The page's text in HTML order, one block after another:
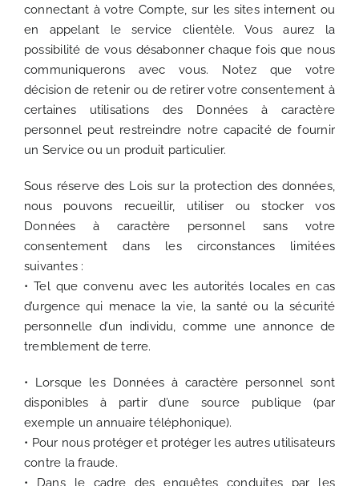
connectant à votre Compte, sur les sites internent ou
en appelant le service clientèle. Vous aurez la
possibilité de vous désabonner chaque fois que nous
communiquerons avec vous. Notez que votre
décision de retenir ou de retirer votre consentement à
certaines utilisations des Données à caractère
personnel peut restreindre notre capacité de fournir
un Service ou un produit particulier.
Sous réserve des Lois sur la protection des données,
nous pouvons recueillir, utiliser ou stocker vos
Données à caractère personnel sans votre
consentement dans les circonstances limitées
suivantes :
• Tel que convenu avec les autorités locales en cas
d’urgence qui menace la vie, la santé ou la sécurité
personnelle d’un individu, comme une annonce de
tremblement de terre.
• Lorsque les Données à caractère personnel sont
disponibles à partir d’une source publique (par
exemple un annuaire téléphonique).
• Pour nous protéger et protéger les autres utilisateurs
contre la fraude.
• Dans le cadre des enquêtes conduites par les